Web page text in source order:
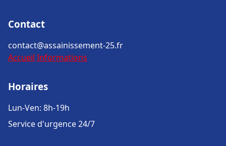
Contact
contact@assainissement-25.fr
Accueil Informations
Horaires
Lun-Ven: 8h-19h
Service d'urgence 24/7